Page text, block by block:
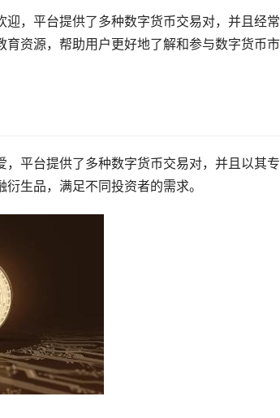
，平台提供了多种数字货币交易对，并且经
资源，帮助用户更好地了解和参与数字货币市
平台提供了多种数字货币交易对，并且以其
生品，满足不同投资者的需求。